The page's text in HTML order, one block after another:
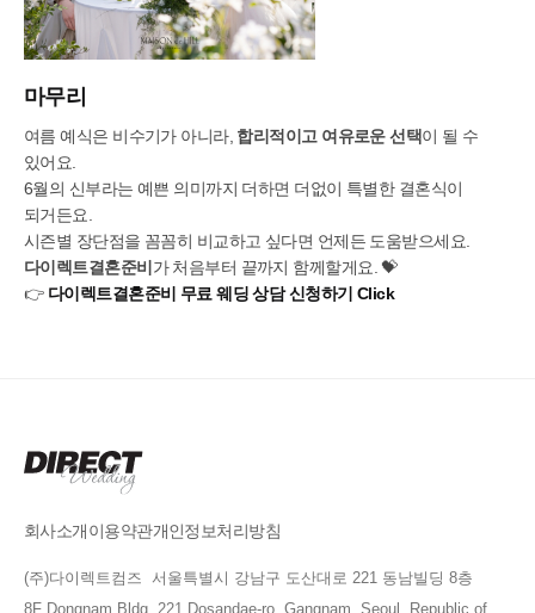
마무리
여름 예식은 비수기가 아니라, 합리적이고 여유로운 선택이 될 수
있어요.
6월의 신부라는 예쁜 의미까지 더하면 더없이 특별한 결혼식이
되거든요.
시즌별 장단점을 꼼꼼히 비교하고 싶다면 언제든 도움받으세요.
다이렉트결혼준비 가 처음부터 끝까지 함께할게요. 💝
👉 다이렉트결혼준비 무료 웨딩 상담 신청하기 Click
회사소개이용약관개인정보처리방침
(주)다이렉트컴즈 서울특별시 강남구 도산대로 221 동남빌딩 8층
8F Dongnam Bldg, 221 Dosandae-ro, Gangnam, Seoul, Republic of